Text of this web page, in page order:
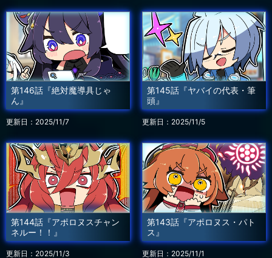
第146話『絶対魔導具じゃ
ん』
更新日：2025/11/7
第145話『ヤバイの代表・筆
頭』
更新日：2025/11/5
第144話『アポロヌスチャン
ネルー！！』
更新日：2025/11/3
第143話『アポロヌス・パト
ス』
更新日：2025/11/1